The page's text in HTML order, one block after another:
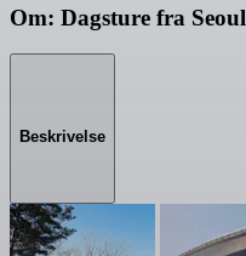
Om: Dagsture fra Seoul
Beskrivelse